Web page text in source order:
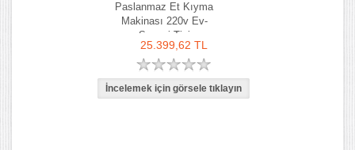
Paslanmaz Et Kıyma
Makinası 220v Ev-
Sanayi Tipi
25.399,62 TL